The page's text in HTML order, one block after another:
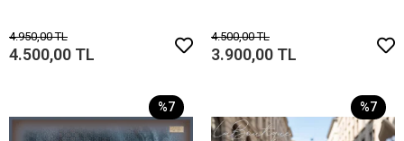
4.950,00 TL
4.500,00 TL
4.500,00 TL
3.900,00 TL
%7 %7